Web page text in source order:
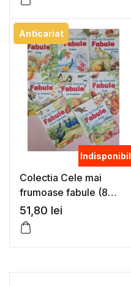
Anticariat
Indisponibil
Colectia Cele mai
frumoase fabule (8
vol.)
51,80 lei